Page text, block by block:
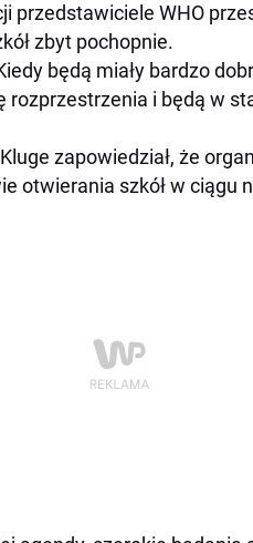
przedstawiciele WHO
zbyt pochopnie.
będą miały bardzo
rozprzestrzenia i będą w
zapowiedział, że
otwierania szkół w ciągu